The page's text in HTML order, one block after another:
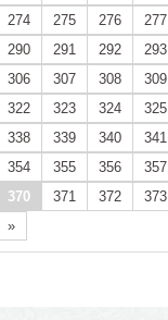
274
275 276
277
290
291 292
293
306
307 308
309
322
323 324
325
338
339 340
341
354
355 356
357
370
371 372
373
»